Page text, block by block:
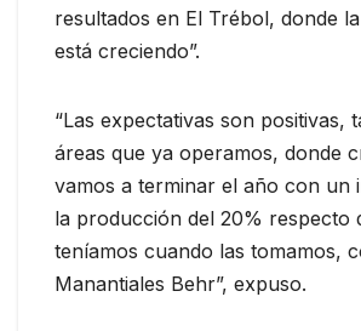
resultados en El Trébol, donde
está creciendo”.
“Las expectativas son positivas,
áreas que ya operamos, donde
vamos a terminar el año con un
la producción del 20% respecto
teníamos cuando las tomamos,
Manantiales Behr”, expuso.